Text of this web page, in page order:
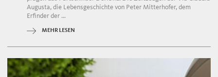
Augusta, die Lebensgeschichte von Peter Mitterhofer, dem
Erfinder der ...
MEHR LESEN